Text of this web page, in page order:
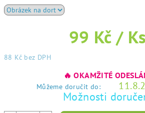
99 Kč / Ks
88 Kč bez DPH
🔥 OKAMŽITÉ
Můžeme doručit do:
Možnosti